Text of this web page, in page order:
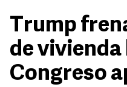
Trump
de vivienda
Congreso